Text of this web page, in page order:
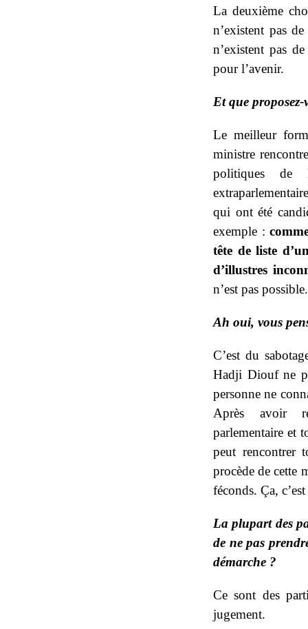
La deuxième
n’existent pas
n’existent pas
pour l’avenir.
Et que proposez-
Le meilleur
ministre
politiques de
qui ont été
exemple :
tête de liste
d’illustres
n’est pas
Ah oui, vous
C’est du
Hadji Diouf ne
personne ne
Après avoir
parlementaire et
peut rencontrer
procède de cette
féconds. Ça,
La plupart des
de ne pas
démarche ?
Ce sont des
jugement.